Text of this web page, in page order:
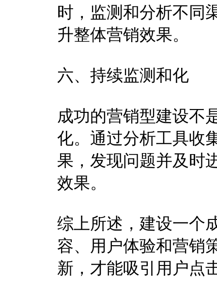
时，监测和分析不同
升整体营销效果。
六、持续监测和化
成功的营销型建设不
化。通过分析工具收
果，发现问题并及时
效果。
综上所述，建设一个
容、用户体验和营销
新，才能吸引用户点